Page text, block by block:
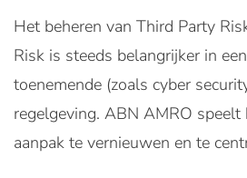
Het beheren van Third Party
Risk is steeds belangrijker in
toenemende (zoals cyber
regelgeving. ABN AMRO speelt
aanpak te vernieuwen en te